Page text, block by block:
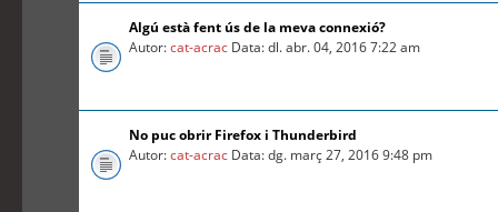
Algú està fent ús de la meva connexió?
Autor:cat-acrac Data: dl. abr. 04, 2016 7:22 am
No puc obrir Firefox i Thunderbird
Autor:cat-acrac Data: dg. març 27, 2016 9:48 pm